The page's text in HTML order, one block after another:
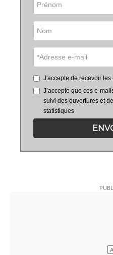
J'accepte de recevoir
J’accepte que ces e-
suivi des ouvertures et
statistiques